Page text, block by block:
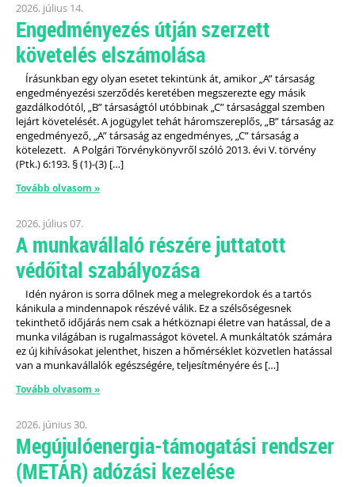
2026. július 14.
Engedményezés útján szerzett
követelés elszámolása
Írásunkban egy olyan esetet tekintünk át, amikor „A” társaság
engedményezési szerződés keretében megszerezte egy másik
gazdálkodótól, „B” társaságtól utóbbinak „C” társasággal szemben
lejárt követelését. A jogügylet tehát háromszereplős, „B” társaság az
engedményező, „A” társaság az engedményes, „C” társaság a
kötelezett. A Polgári Törvénykönyvről szóló 2013. évi V. törvény
(Ptk.) 6:193. § (1)-(3) […]
Tovább olvasom »
2026. július 07.
A munkavállaló részére juttatott
védőital szabályozása
Idén nyáron is sorra dőlnek meg a melegrekordok és a tartós
kánikula a mindennapok részévé válik. Ez a szélsőségesnek
tekinthető időjárás nem csak a hétköznapi életre van hatással, de a
munka világában is rugalmasságot követel. A munkáltatók számára
ez új kihívásokat jelenthet, hiszen a hőmérséklet közvetlen hatással
van a munkavállalók egészségére, teljesítményére és […]
Tovább olvasom »
2026. június 30.
Megújulóenergia-támogatási rendszer
(METÁR) adózási kezelése